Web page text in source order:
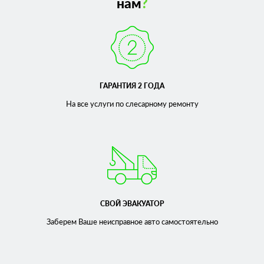
подвески, а значит, и в безопасности своего автомобиля.
ГАРАНТИЯ 2 ГОДА
На все услуги по слесарномуремонту
СВОЙ ЭВАКУАТОР
Заберем Ваше неисправноеавто самостоятельно